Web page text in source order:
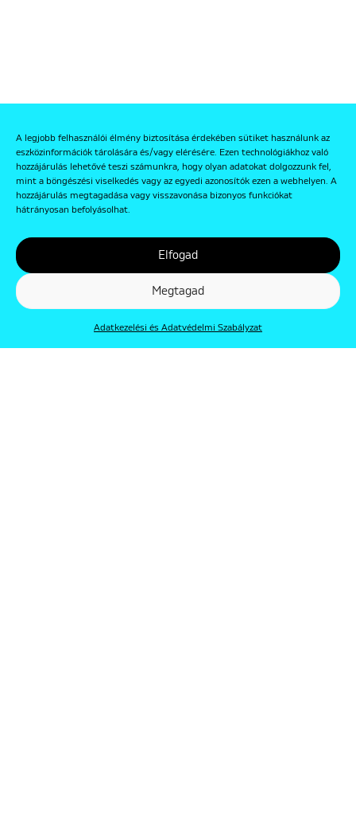
A legjobb felhasználói élmény biztosítása érdekében sütiket használunk az
eszközinformációk tárolására és/vagy elérésére. Ezen technológiákhoz való
hozzájárulás lehetővé teszi számunkra, hogy olyan adatokat dolgozzunk fel,
mint a böngészési viselkedés vagy az egyedi azonosítók ezen a webhelyen. A
hozzájárulás megtagadása vagy visszavonása bizonyos funkciókat
hátrányosan befolyásolhat.
Elfogad
Megtagad
Adatkezelési és Adatvédelmi Szabályzat